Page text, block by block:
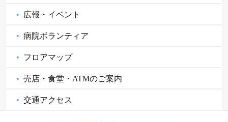
広報・イベント
病院ボランティア
フロアマップ
売店・食堂・ATMのご案内
交通アクセス